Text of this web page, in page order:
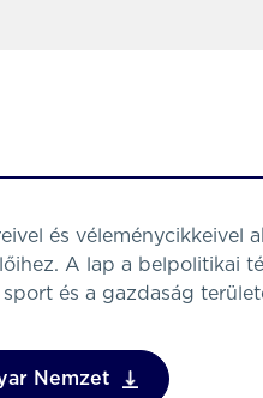
és véleménycikkeivel
A lap a belpolitikai
és a gazdaság
Nemzet